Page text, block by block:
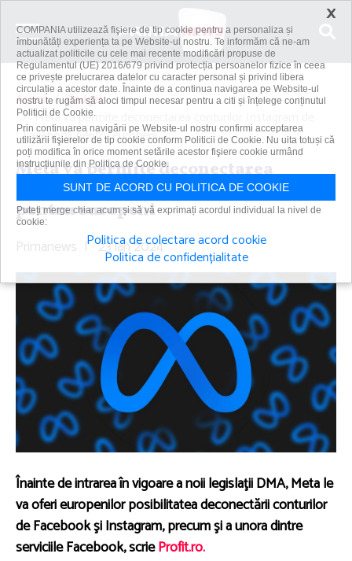
Acasă
Gadget
Meta va permite deconectarea conturilor Instagram de
Facebook pentru europeni
Meta va permite deconectarea
conturilor Instagram de Facebook
pentru europeni
Primanews | 23 ian 2024
Înainte de intrarea în vigoare a noii legislaţii DMA, Meta le
va oferi europenilor posibilitatea deconectării conturilor
de Facebook şi Instagram, precum şi a unora dintre
serviciile Facebook, scrieProfit.ro.
×
COMPANIA utilizează fişiere de tip cookie pentru a personaliza și
îmbunătăți experiența ta pe Website-ul nostru. Te informăm că ne-am
actualizat politicile cu cele mai recente modificări propuse de
Regulamentul (UE) 2016/679 privind protecția persoanelor fizice în ceea
ce privește prelucrarea datelor cu caracter personal și privind libera
circulație a acestor date. Înainte de a continua navigarea pe Website-ul
nostru te rugăm să aloci timpul necesar pentru a citi și înțelege conținutul
Politicii de Cookie.
Prin continuarea navigării pe Website-ul nostru confirmi acceptarea
utilizării fişierelor de tip cookie conform Politicii de Cookie. Nu uita totuși că
poți modifica în orice moment setările acestor fişiere cookie urmând
instrucțiunile din Politica de Cookie.
SUNT DE ACORD CU POLITICA DE COOKIE
Puteți merge chiar acum și să vă exprimați acordul individual la nivel de
cookie:
Politica de colectare acord cookie
Politica de confidențialitate